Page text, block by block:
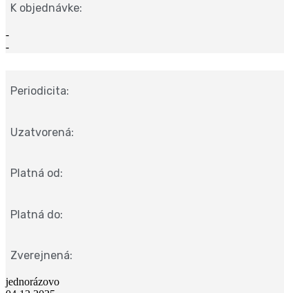
K objednávke:
-
-
Periodicita:
Uzatvorená:
Platná od:
Platná do:
Zverejnená:
jednorázovo